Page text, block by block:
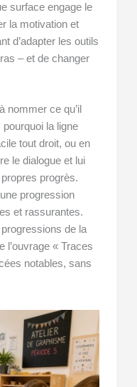
surface engage le
la motivation et
d’adapter les outils
– et de changer
nommer ce qu’il
la ligne
tout droit, ou en
le dialogue et lui
progrès.
progression
et rassurantes.
de la
l’ouvrage « Traces
notables, sans